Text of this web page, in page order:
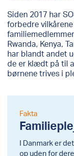
Siden 2017 har
forbedre
Rwanda, Kenya,
har blandt andet
de er klædt på til
børnene trives i
Fakta
I Danmark er
op uden for